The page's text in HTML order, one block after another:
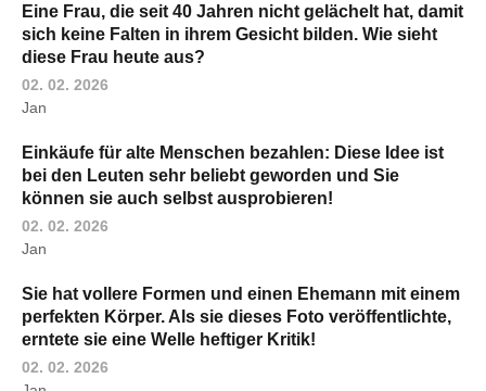
Eine Frau, die seit 40 Jahren nicht gelächelt hat, damit
sich keine Falten in ihrem Gesicht bilden. Wie sieht
diese Frau heute aus?
02. 02. 2026
Jan
Einkäufe für alte Menschen bezahlen: Diese Idee ist
bei den Leuten sehr beliebt geworden und Sie
können sie auch selbst ausprobieren!
02. 02. 2026
Jan
Sie hat vollere Formen und einen Ehemann mit einem
perfekten Körper. Als sie dieses Foto veröffentlichte,
erntete sie eine Welle heftiger Kritik!
02. 02. 2026